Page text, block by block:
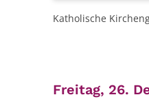
Katholische
Freitag, 26.